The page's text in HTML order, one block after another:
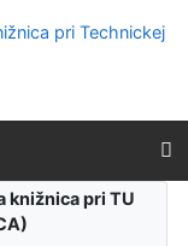
knižnica pri TU